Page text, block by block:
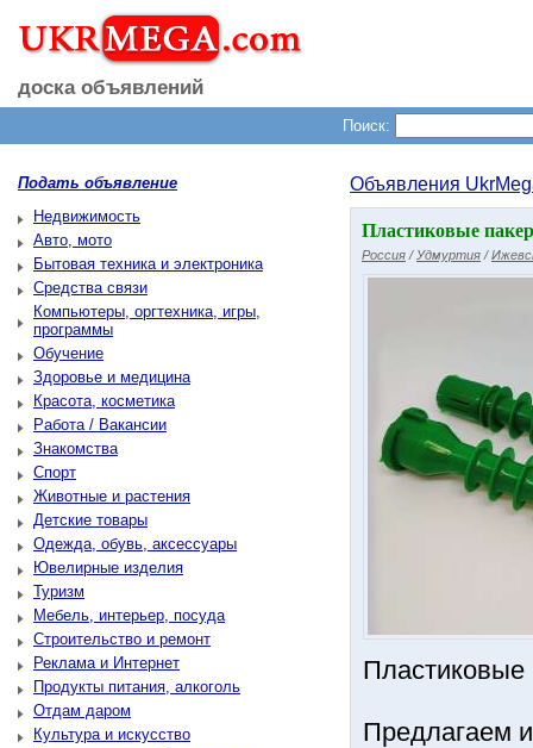
доска объявлений
Поиск:
Подать объявление
Недвижимость
Авто, мото
Бытовая техника и электроника
Средства связи
Компьютеры, оргтехника, игры,
программы
Обучение
Здоровье и медицина
Красота, косметика
Работа / Вакансии
Знакомства
Спорт
Животные и растения
Детские товары
Одежда, обувь, аксессуары
Ювелирные изделия
Туризм
Мебель, интерьер, посуда
Строительство и ремонт
Реклама и Интернет
Продукты питания, алкоголь
Отдам даром
Культура и искусство
Объявления
Пластиковые
Россия / Удмуртия /
Прeдлaгаeм